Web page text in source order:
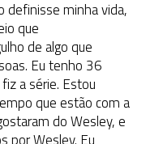
definisse minha vida,
que
de algo que
Eu tenho 36
a série. Estou
que estão com a
do Wesley, e
por Wesley. Eu